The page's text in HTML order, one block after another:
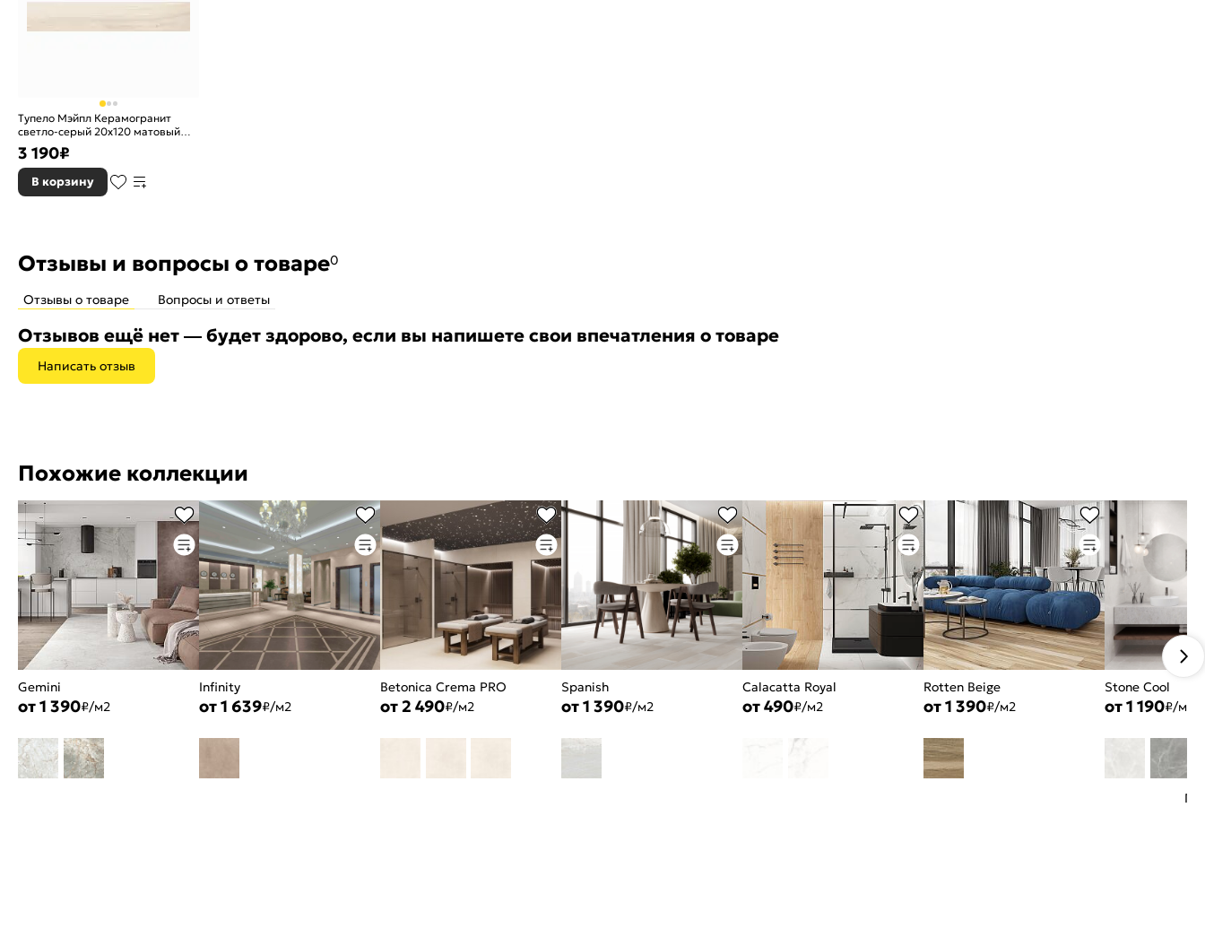
Тупело Мэйпл Керамогранит
светло-серый 20х120 матовый
структурный
3 190₽
В корзину
Отзывы и вопросы о товаре0
Отзывы о товаре Вопросы и ответы
Отзывов ещё нет — будет здорово, если вы напишете свои впечатления о товаре
Написать отзыв
Похожие коллекции
Gemini
от 1 390₽/м2
Infinity
от 1 639₽/м2
Betonica Crema PRO
от 2 490₽/м2
Spanish
от 1 390₽/м2
Calacatta Royal
от 490₽/м2
Rotten Beige
от 1 390₽/м2
Stone Cool
от 1 190₽/м2